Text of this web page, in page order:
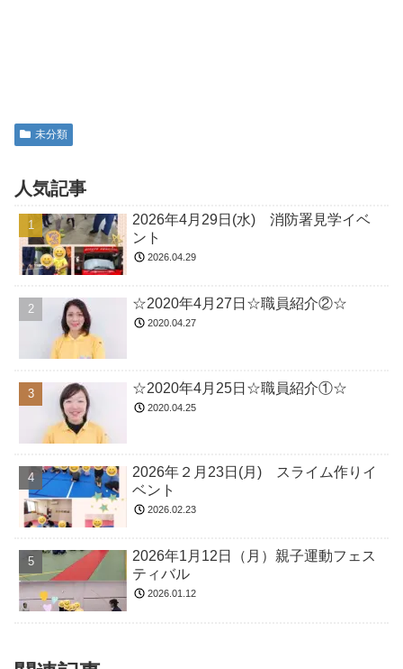
未分類
人気記事
2026年4月29日(水) 消防署見学イベ
ント
2026.04.29
☆2020年4月27日☆職員紹介②☆
2020.04.27
☆2020年4月25日☆職員紹介①☆
2020.04.25
2026年２月23日(月) スライム作りイ
ベント
2026.02.23
2026年1月12日（月）親子運動フェス
ティバル
2026.01.12